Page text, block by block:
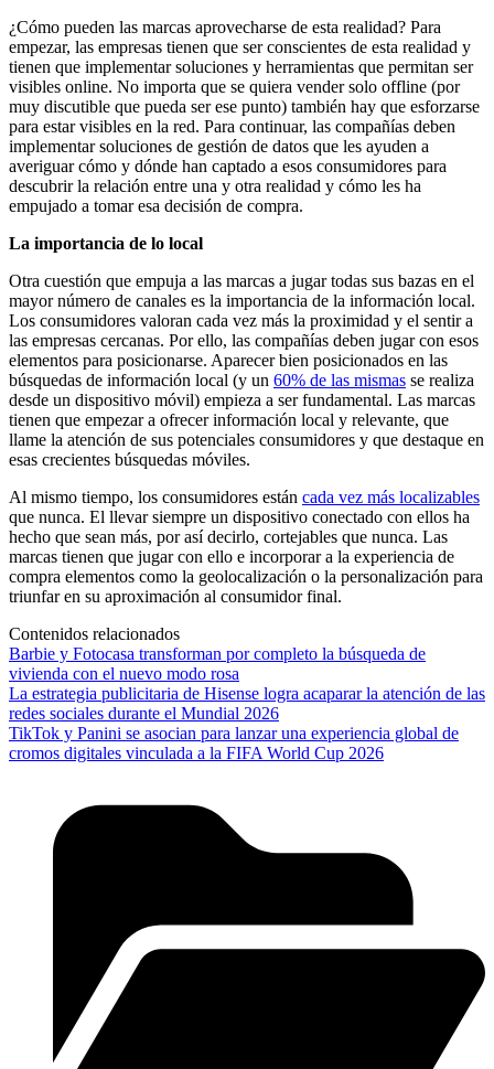
¿Cómo pueden las marcas aprovecharse de esta realidad? Para
empezar, las empresas tienen que ser conscientes de esta realidad y
tienen que implementar soluciones y herramientas que permitan ser
visibles online. No importa que se quiera vender solo offline (por
muy discutible que pueda ser ese punto) también hay que esforzarse
para estar visibles en la red. Para continuar, las compañías deben
implementar soluciones de gestión de datos que les ayuden a
averiguar cómo y dónde han captado a esos consumidores para
descubrir la relación entre una y otra realidad y cómo les ha
empujado a tomar esa decisión de compra.
La importancia de lo local
Otra cuestión que empuja a las marcas a jugar todas sus bazas en el
mayor número de canales es la importancia de la información local.
Los consumidores valoran cada vez más la proximidad y el sentir a
las empresas cercanas. Por ello, las compañías deben jugar con esos
elementos para posicionarse. Aparecer bien posicionados en las
búsquedas de información local (y un 60% de las mismas se realiza
desde un dispositivo móvil) empieza a ser fundamental. Las marcas
tienen que empezar a ofrecer información local y relevante, que
llame la atención de sus potenciales consumidores y que destaque en
esas crecientes búsquedas móviles.
Al mismo tiempo, los consumidores están cada vez más localizables
que nunca. El llevar siempre un dispositivo conectado con ellos ha
hecho que sean más, por así decirlo, cortejables que nunca. Las
marcas tienen que jugar con ello e incorporar a la experiencia de
compra elementos como la geolocalización o la personalización para
triunfar en su aproximación al consumidor final.
Contenidos relacionados
Barbie y Fotocasa transforman por completo la búsqueda de
vivienda con el nuevo modo rosa
La estrategia publicitaria de Hisense logra acaparar la atención de las
redes sociales durante el Mundial 2026
TikTok y Panini se asocian para lanzar una experiencia global de
cromos digitales vinculada a la FIFA World Cup 2026